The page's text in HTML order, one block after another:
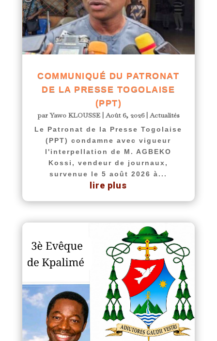
COMMUNIQUÉ DU PATRONAT
DE LA PRESSE TOGOLAISE
(PPT)
parYawo KLOUSSE|Août 6, 2026|Actualités
Le Patronat de la Presse Togolaise
(PPT) condamne avec vigueur
l'interpellation de M. AGBEKO
Kossi, vendeur de journaux,
survenue le 5 août 2026 à...
lire plus